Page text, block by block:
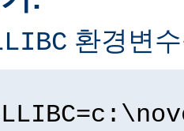
환경변